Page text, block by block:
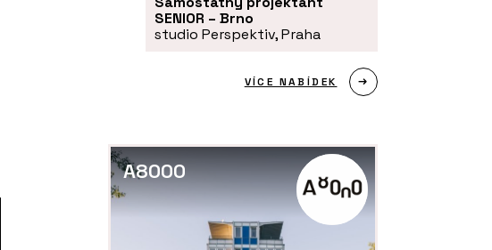
SENIOR – Brno
studio Perspektiv, Praha
VÍCE NABÍDEK
A8000